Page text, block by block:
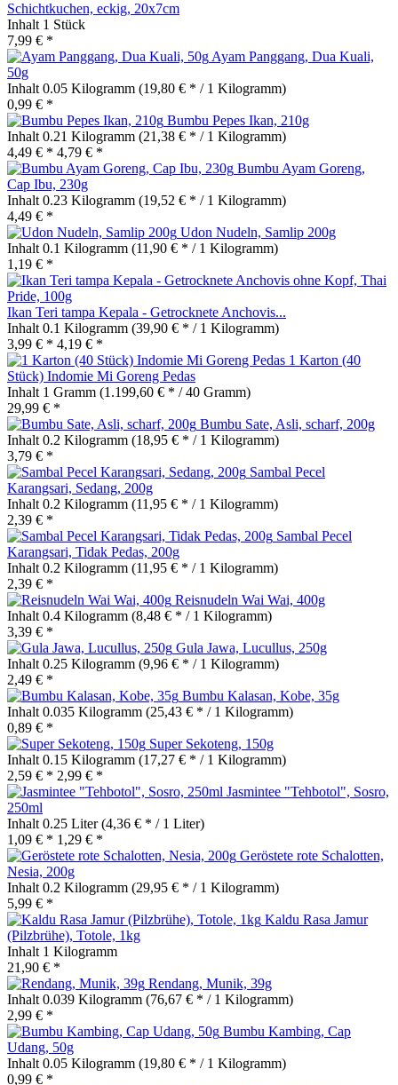
Schichtkuchen, eckig, 20x7cm
Inhalt 1 Stück
7,99 € *
Ayam Panggang, Dua Kuali,
50g
Inhalt 0.05 Kilogramm (19,80 € * / 1 Kilogramm)
0,99 € *
Bumbu Pepes Ikan, 210g
Inhalt 0.21 Kilogramm (21,38 € * / 1 Kilogramm)
4,49 € * 4,79 € *
Bumbu Ayam Goreng,
Cap Ibu, 230g
Inhalt 0.23 Kilogramm (19,52 € * / 1 Kilogramm)
4,49 € *
Udon Nudeln, Samlip 200g
Inhalt 0.1 Kilogramm (11,90 € * / 1 Kilogramm)
1,19 € *
Ikan Teri tampa Kepala - Getrocknete Anchovis...
Inhalt 0.1 Kilogramm (39,90 € * / 1 Kilogramm)
3,99 € * 4,19 € *
1 Karton (40
Stück) Indomie Mi Goreng Pedas
Inhalt 1 Gramm (1.199,60 € * / 40 Gramm)
29,99 € *
Bumbu Sate, Asli, scharf, 200g
Inhalt 0.2 Kilogramm (18,95 € * / 1 Kilogramm)
3,79 € *
Sambal Pecel
Karangsari, Sedang, 200g
Inhalt 0.2 Kilogramm (11,95 € * / 1 Kilogramm)
2,39 € *
Sambal Pecel
Karangsari, Tidak Pedas, 200g
Inhalt 0.2 Kilogramm (11,95 € * / 1 Kilogramm)
2,39 € *
Reisnudeln Wai Wai, 400g
Inhalt 0.4 Kilogramm (8,48 € * / 1 Kilogramm)
3,39 € *
Gula Jawa, Lucullus, 250g
Inhalt 0.25 Kilogramm (9,96 € * / 1 Kilogramm)
2,49 € *
Bumbu Kalasan, Kobe, 35g
Inhalt 0.035 Kilogramm (25,43 € * / 1 Kilogramm)
0,89 € *
Super Sekoteng, 150g
Inhalt 0.15 Kilogramm (17,27 € * / 1 Kilogramm)
2,59 € * 2,99 € *
Jasmintee "Tehbotol", Sosro,
250ml
Inhalt 0.25 Liter(4,36 € * / 1 Liter)
1,09 € * 1,29 € *
Geröstete rote Schalotten,
Nesia, 200g
Inhalt 0.2 Kilogramm (29,95 € * / 1 Kilogramm)
5,99 € *
Kaldu Rasa Jamur
(Pilzbrühe), Totole, 1kg
Inhalt 1 Kilogramm
21,90 € *
Rendang, Munik, 39g
Inhalt 0.039 Kilogramm (76,67 € * / 1 Kilogramm)
2,99 € *
Bumbu Kambing, Cap
Udang, 50g
Inhalt 0.05 Kilogramm (19,80 € * / 1 Kilogramm)
0,99 € *